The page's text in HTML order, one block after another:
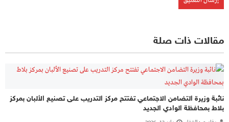
مقالات ذات صلة
نائبة وزيرة التضامن الاجتماعي تفتتح مركز التدريب على تصنيع الألبان بمركز
بلاط بمحافظة الوادي الجديد